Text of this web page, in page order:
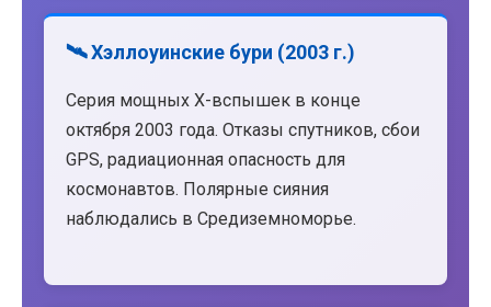
🛰️ Хэллоуинские бури (2003 г.)
Серия мощных X-вспышек в конце
октября 2003 года. Отказы спутников, сбои
GPS, радиационная опасность для
космонавтов. Полярные сияния
наблюдались в Средиземноморье.